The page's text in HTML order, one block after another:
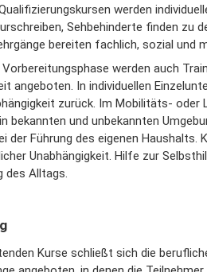
werden
Sehbehinderte finden zu
bereiten fachlich, sozial und
Vorbereitungsphase werden auch
angeboten. In individuellen
zurück. Im Mobilitäts- oder
bekannten und unbekannten
der Führung des eigenen Haushalts.
Unabhängigkeit. Hilfe zur
des Alltags.
Kurse schließt sich die